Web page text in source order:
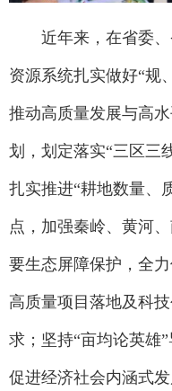
近年来，在省委、
资源系统扎实做好“规
推动高质量发展与高
划，划定落实“三区三
扎实推进“耕地数量、
点，加强秦岭、黄河
要生态屏障保护，全
高质量项目落地及科
求；坚持“亩均论英雄
促进经济社会内涵式